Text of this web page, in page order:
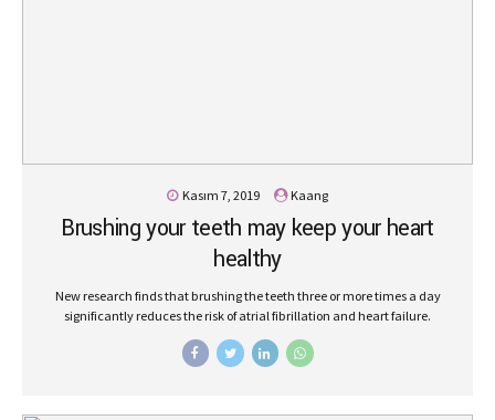
Kasım 7, 2019 Kaang
Brushing your teeth may keep your heart
healthy
New research finds that brushing the teeth three or more times a day
significantly reduces the risk of atrial fibrillation and heart failure.